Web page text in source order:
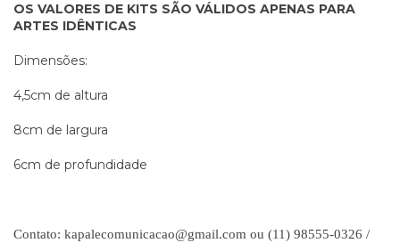
OS VALORES DE KITS SÃO VÁLIDOS APENAS PARA
ARTES IDÊNTICAS
Dimensões:
4,5cm de altura
8cm de largura
6cm de profundidade
Contato: kapalecomunicacao@gmail.com ou (11) 98555-0326 /